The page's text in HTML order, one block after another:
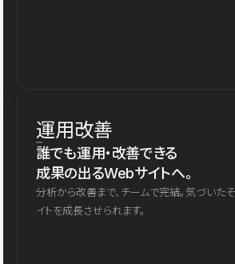
運用改善
誰でも運用・改善できる
成果の出るWebサイトへ。
分析から改善まで、チームで完結。気づいた
イトを成長させられます。